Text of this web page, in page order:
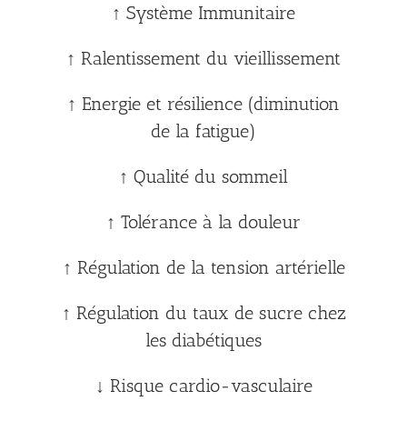
↑ Système Immunitaire
↑ Ralentissement du vieillissement
↑ Energie et résilience (diminution
de la fatigue)
↑ Qualité du sommeil
↑ Tolérance à la douleur
↑ Régulation de la tension artérielle
↑ Régulation du taux de sucre chez
les diabétiques
↓ Risque cardio-vasculaire